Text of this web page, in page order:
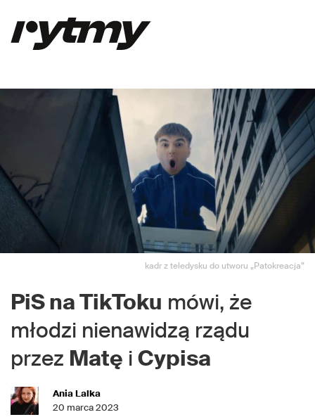
kadr z teledysku do utworu „Patokreacja”
PiS na TikToku mówi, że
młodzi nienawidzą rządu
przez Matę i Cypisa
Ania Lalka
20 marca 2023